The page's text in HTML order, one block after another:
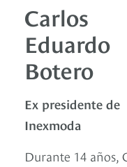
Carlos
Eduardo
Botero
Ex presidente de
Inexmoda
Durante 14 años,